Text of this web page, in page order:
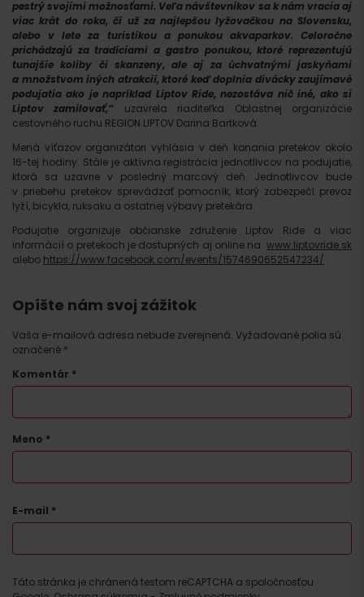
pestrý svojimi možnosťami. Veľa návštevníkov sa k nám vracia aj
viac krát do roka, či už za najlepšou lyžovačkou na Slovensku,
alebo v lete za turistikou a ponukou akvaparkov. Celoročne
prichádzajú za tradíciami a gastro ponukou, ktoré reprezentujú
tunajšie koliby či skanzeny, ale aj za úchvatnými jaskyňami
a množstvom iných atrakcií, ktoré keď doplnia divácky zaujímavé
podujatia ako je napríklad Liptov Ride, nezostáva nič iné, ako si
Liptov zamilovať,“ uzavrela riaditeľka Oblastnej organizácie
cestovného ruchu REGION LIPTOV Darina Bartková.
Mená víťazov organizátori vyhlásia v deň konania pretekov okolo
16-tej hodiny. Stále je aktívna registrácia jednotlivcov na podujatie,
ktorá sa uzavrie v posledný marcový deň. Jednotlivcov bude
v priebehu pretekov sprevádzať pomocník, ktorý zabezpečí prevoz
lyží, bicykla, ruksaku a ostatnej výbavy pretekára.
Podujatie organizuje občianske združenie Liptov Ride a viac
informácií o pretekoch je dostupných aj online na www.liptovride.sk
alebo https://www.facebook.com/events/1574690652547234/ .
Opíšte nám svoj zážitok
Vaša e-mailová adresa nebude zverejnená. Vyžadované polia sú
označené *
Komentár *
Meno *
E-mail *
Táto stránka je chránená testom reCAPTCHA a spoločnosťou